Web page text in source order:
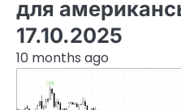
для
17.10.2025
10 months ago